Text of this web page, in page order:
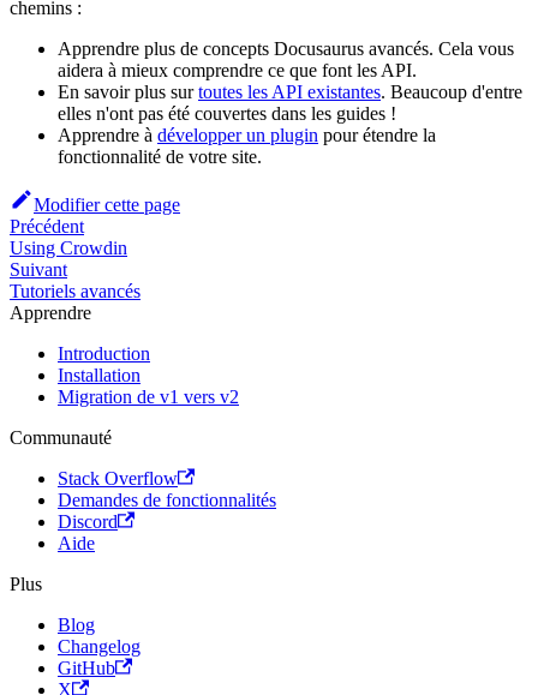
chemins :
Apprendre plus de concepts Docusaurus avancés. Cela vous
aidera à mieux comprendre ce que font les API.
En savoir plus surtoutes les API existantes. Beaucoup d'entre
elles n'ont pas été couvertes dans les guides !
Apprendre à développer un plugin pour étendre la
fonctionnalité de votre site.
Modifier cette page
Précédent
Using Crowdin
Suivant
Tutoriels avancés
Apprendre
Introduction
Installation
Migration de v1 vers v2
Communauté
Stack Overflow
Demandes de fonctionnalités
Discord
Aide
Plus
Blog
Changelog
GitHub
X